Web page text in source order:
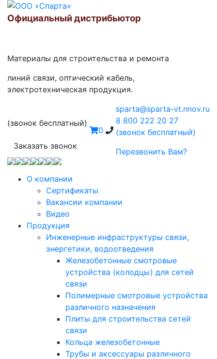
Официальный дистрибьютор
Материалы для строительства и ремонта
линий связи, оптический кабель,
электротехническая продукция.
(звонок бесплатный)
Заказать звонок
0
sparta@sparta-vt.nnov.ru
8 800 222 20 27
(звонок бесплатный)
Перезвонить Вам?
О компании
Сертификаты
Вакансии компании
Видео
Продукция
Инженерные инфраструктуры связи,
энергетики, водоотведения
Железобетонные смотровые
устройства (колодцы) для сетей
связи
Полимерные смотровые устройства
различного назначения
Плиты для строительства сетей
связи
Кольца железобетонные
Трубы и аксессуары различного